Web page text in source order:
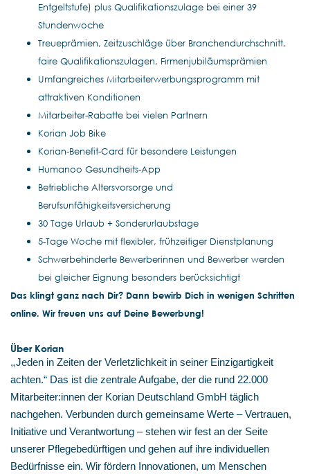
Entgeltstufe) plus Qualifikationszulage bei einer 39
Stundenwoche
Treueprämien, Zeitzuschläge über Branchendurchschnitt,
faire Qualifikationszulagen, Firmenjubiläumsprämien
Umfangreiches Mitarbeiterwerbungsprogramm mit
attraktiven Konditionen
Mitarbeiter-Rabatte bei vielen Partnern
Korian Job Bike
Korian-Benefit-Card für besondere Leistungen
Humanoo Gesundheits-App
Betriebliche Altersvorsorge und
Berufsunfähigkeitsversicherung
30 Tage Urlaub + Sonderurlaubstage
5-Tage Woche mit flexibler, frühzeitiger Dienstplanung
Schwerbehinderte Bewerberinnen und Bewerber werden
bei gleicher Eignung besonders berücksichtigt
Das klingt ganz nach Dir? Dann bewirb Dich in wenigen Schritten
online. Wir freuen uns auf Deine Bewerbung!
Über Korian
„Jeden in Zeiten der Verletzlichkeit in seiner Einzigartigkeit
achten.“ Das ist die zentrale Aufgabe, der die rund 22.000
Mitarbeiter:innen der Korian Deutschland GmbH täglich
nachgehen. Verbunden durch gemeinsame Werte – Vertrauen,
Initiative und Verantwortung – stehen wir fest an der Seite
unserer Pflegebedürftigen und gehen auf ihre individuellen
Bedürfnisse ein. Wir fördern Innovationen, um Menschen